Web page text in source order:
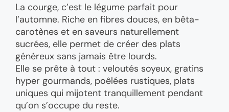
La courge, c’est le légume parfait pour
l’automne. Riche en fibres douces, en bêta-
carotènes et en saveurs naturellement
sucrées, elle permet de créer des plats
généreux sans jamais être lourds.
Elle se prête à tout : veloutés soyeux, gratins
hyper gourmands, poêlées rustiques, plats
uniques qui mijotent tranquillement pendant
qu’on s’occupe du reste.